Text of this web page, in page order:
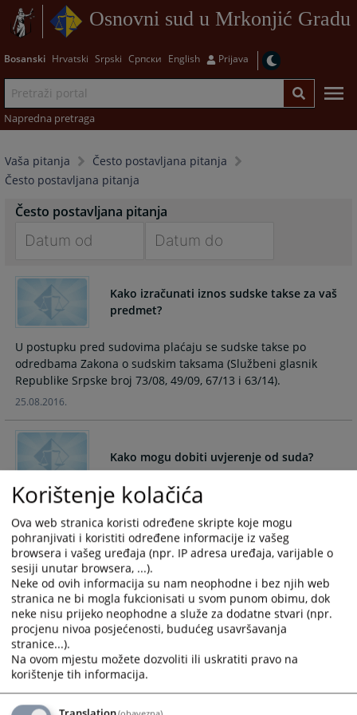
Osnovni sud u Mrkonjić Gradu
Bosanski Hrvatski Srpski Српски English Prijava
Napredna pretraga
Vaša pitanja
Često postavljana pitanja
Često postavljana pitanja
Često postavljana pitanja
forward
interact
the
calendar
and
select
a
date.
Press
question
key
to
get
the
keyboard
shortcuts
for
changing
dates.
forward
to
the
calendar
and
a
Press
question
key
to
get
the
keyboard
shortcuts
for
changing
Kako izračunati iznos sudske takse za vaš
predmet?
U postupku pred sudovima plaćaju se sudske takse po
odredbama Zakona o sudskim taksama (Službeni glasnik
Republike Srpske broj 73/08, 49/09, 67/13 i 63/14).
25.08.2016.
Kako mogu dobiti uvjerenje od suda?
Sud izdaje uvjerenja odnosno druge isprave o činjenicama o
kojima vodi službenu evidenciju, a saglasno sa podacima iz
službene evidencije.
16.07.2008.
Kako mogu doći na razgovor kod
Predsjednika suda?
Stranke koje žele prijem kod predsjednika suda potrebno je
da podnesu pismeni zahtjev sa navođenjem razloga za
prijem kod predsjednika suda.
16.07.2008.
Korištenje kolačića
Ova web stranica koristi određene skripte koje mogu
pohranjivati i koristiti određene informacije iz vašeg
browsera i vašeg uređaja (npr. IP adresa uređaja, varijable o
sesiji unutar browsera, ...).
Neke od ovih informacija su nam neophodne i bez njih web
stranica ne bi mogla fukcionisati u svom punom obimu, dok
neke nisu prijeko neophodne a služe za dodatne stvari (npr.
procjenu nivoa posjećenosti, budućeg usavršavanja
stranice...).
Na ovom mjestu možete dozvoliti ili uskratiti pravo na
korištenje tih informacija.